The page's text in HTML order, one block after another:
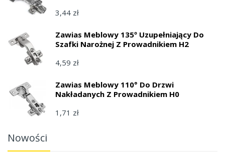
3,44 zł
Zawias Meblowy 135º Uzupełniający Do
Szafki Narożnej Z Prowadnikiem H2
4,59 zł
Zawias Meblowy 110° Do Drzwi
Nakładanych Z Prowadnikiem H0
1,71 zł
Nowości